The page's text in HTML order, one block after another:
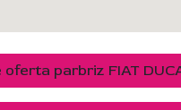
parbriz FIAT